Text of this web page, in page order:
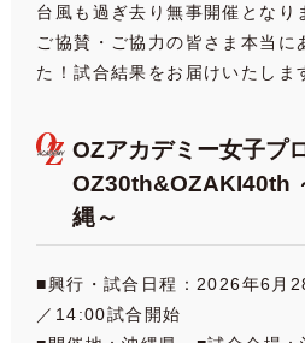
台風も過ぎ去り無事開催となり
ご協賛・ご協力の皆さま本当に
た！試合結果をお届けいたしま
OZアカデミー女子プ
OZ30th&OZAKI40th
縄～
■興行・試合日程：2026年6
／14:00試合開始